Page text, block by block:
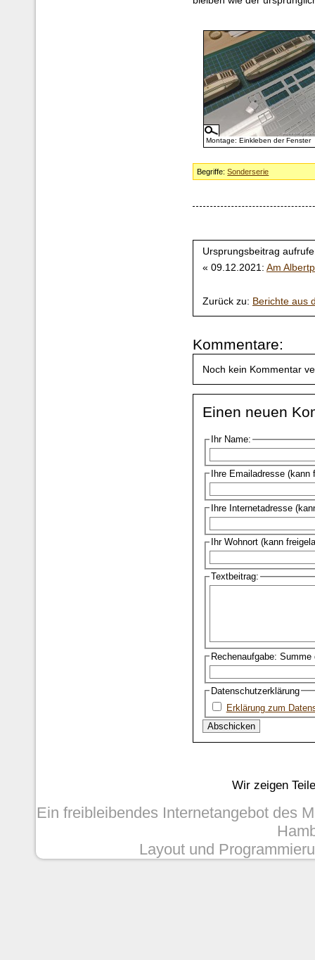
Montage: Einkleben der Fenster
Begriffe:Sonderserie
Ursprungsbeitrag
« 09.12.2021: Am
Zurück zu: Berichte aus
Kommentare:
Noch kein Kommentar
Einen neuen
Ihr Name:
Ihre Emailadresse
Ihre Internetadresse
Ihr Wohnort (kann
Textbeitrag:
Rechenaufgabe:
Datenschutzerklärung
Erklärung zum
Wir zeigen
Ein freibleibendes Internetangebot des
Layout und